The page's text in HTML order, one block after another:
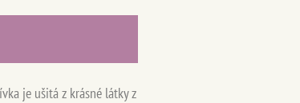
je ušitá z krásné látky z